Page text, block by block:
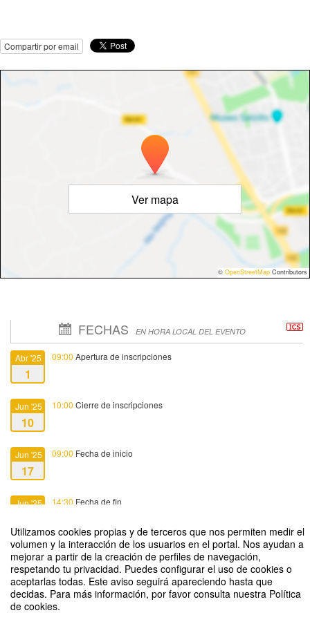
Utilizamos cookies propias y de terceros que nos permiten medir el
volumen y la interacción de los usuarios en el portal. Nos ayudan a
mejorar a partir de la creación de perfiles de navegación,
respetando tu privacidad. Puedes configurar el uso de cookies o
aceptarlas todas. Este aviso seguirá apareciendo hasta que
decidas. Para más información, por favor consulta nuestra Política
de cookies.
Compartir por email
Ver mapa
© OpenStreetMap Contributors
FECHAS EN HORA LOCAL DEL EVENTO
Abr '25
1
09:00 Apertura de inscripciones
Jun '25
10
10:00 Cierre de inscripciones
Jun '25
17
09:00 Fecha de inicio
Jun '25 14:30 Fecha de fin
Motivar para aprender